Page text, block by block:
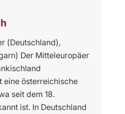
(Deutschland),
Der Mitteleuropäer
eine österreichische
seit dem 18.
ist. In Deutschland